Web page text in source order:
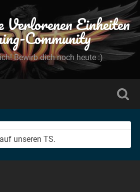
Einheiten
Community
Bewirb dich noch heute :)
unseren TS.